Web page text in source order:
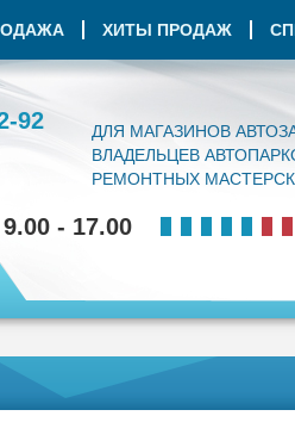
ХИТЫ ПРОДАЖ
92
ДЛЯ МАГАЗИНОВ
ВЛАДЕЛЬЦЕВ
РЕМОНТНЫХ
9.00 - 17.00